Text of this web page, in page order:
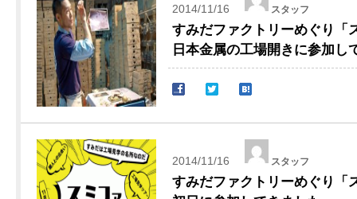
2014/11/16 スタッフ
すみだファクトリーめぐり「
日本金属の工場開きに参加し
2014/11/16 スタッフ
すみだファクトリーめぐり「